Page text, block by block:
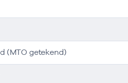
(MTO getekend)